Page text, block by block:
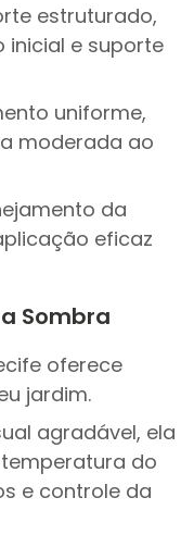
estruturado,
inicial e suporte
uniforme,
moderada ao
da
eficaz
Sombra
oferece
jardim.
agradável, ela
do
e controle da